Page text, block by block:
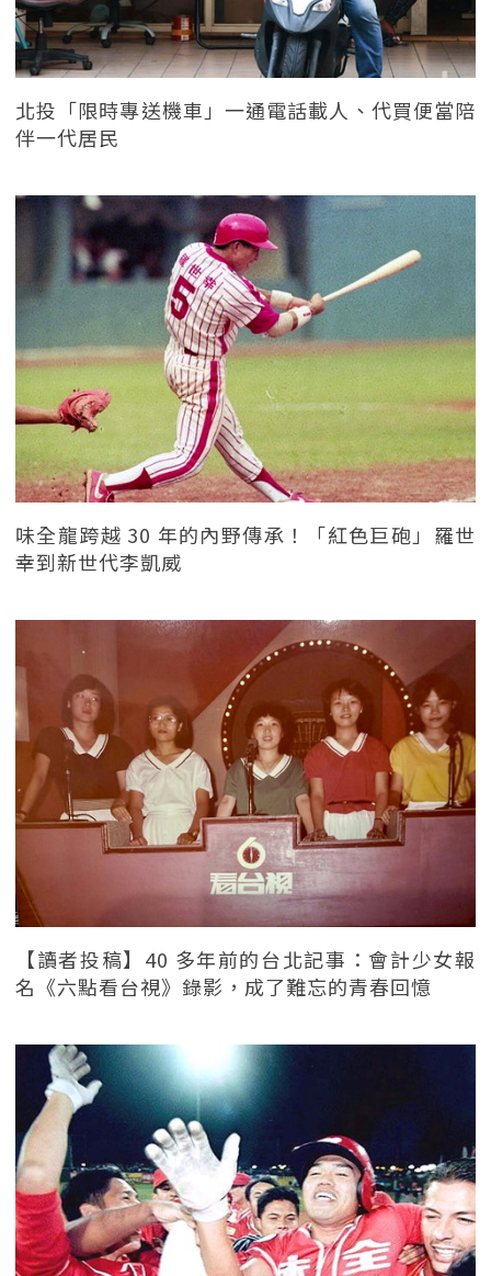
北投「限時專送機車」一通電話載人、代買便當陪
伴一代居民
味全龍跨越 30 年的內野傳承！「紅色巨砲」羅世
幸到新世代李凱威
【讀者投稿】40 多年前的台北記事：會計少女報
名《六點看台視》錄影，成了難忘的青春回憶